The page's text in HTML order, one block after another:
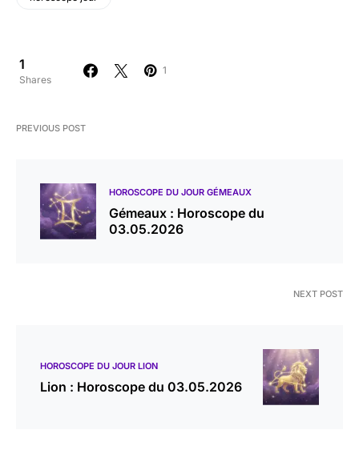
1
Shares
1
PREVIOUS POST
HOROSCOPE DU JOUR GÉMEAUX
Gémeaux : Horoscope du
03.05.2026
NEXT POST
HOROSCOPE DU JOUR LION
Lion : Horoscope du 03.05.2026